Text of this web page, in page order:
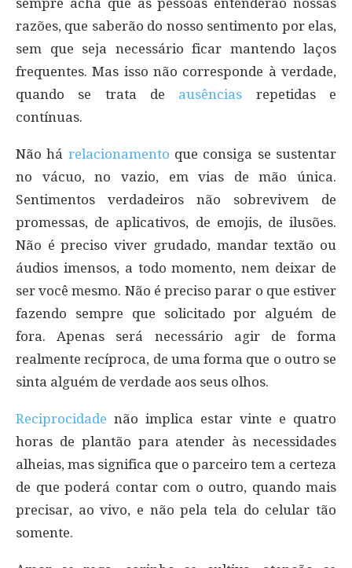
sempre acha que as pessoas entenderão nossas
razões, que saberão do nosso sentimento por elas,
sem que seja necessário ficar mantendo laços
frequentes. Mas isso não corresponde à verdade,
quando se trata de ausências repetidas e
contínuas.
Não há relacionamento que consiga se sustentar
no vácuo, no vazio, em vias de mão única.
Sentimentos verdadeiros não sobrevivem de
promessas, de aplicativos, de emojis, de ilusões.
Não é preciso viver grudado, mandar textão ou
áudios imensos, a todo momento, nem deixar de
ser você mesmo. Não é preciso parar o que estiver
fazendo sempre que solicitado por alguém de
fora. Apenas será necessário agir de forma
realmente recíproca, de uma forma que o outro se
sinta alguém de verdade aos seus olhos.
Reciprocidade não implica estar vinte e quatro
horas de plantão para atender às necessidades
alheias, mas significa que o parceiro tem a certeza
de que poderá contar com o outro, quando mais
precisar, ao vivo, e não pela tela do celular tão
somente.